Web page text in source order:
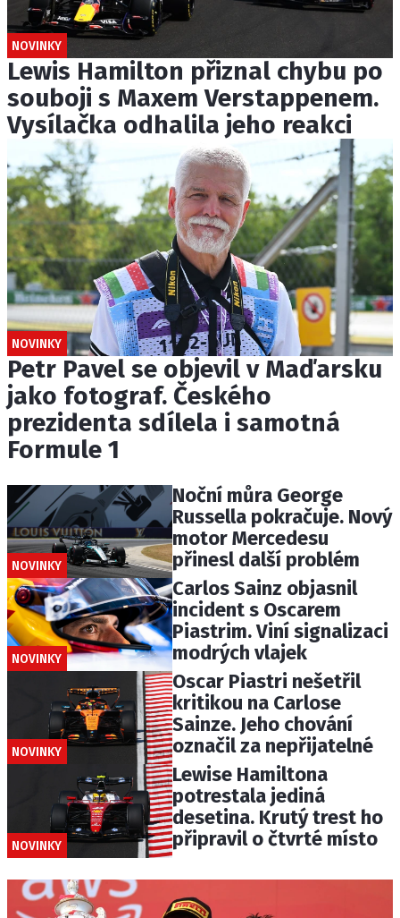
NOVINKY
Lewis Hamilton přiznal chybu po
souboji s Maxem Verstappenem.
Vysílačka odhalila jeho reakci
NOVINKY
Petr Pavel se objevil v Maďarsku
jako fotograf. Českého
prezidenta sdílela i samotná
Formule 1
NOVINKY
Noční můra George
Russella pokračuje. Nový
motor Mercedesu
přinesl další problém
NOVINKY
Carlos Sainz objasnil
incident s Oscarem
Piastrim. Viní signalizaci
modrých vlajek
NOVINKY
Oscar Piastri nešetřil
kritikou na Carlose
Sainze. Jeho chování
označil za nepřijatelné
NOVINKY
Lewise Hamiltona
potrestala jediná
desetina. Krutý trest ho
připravil o čtvrté místo